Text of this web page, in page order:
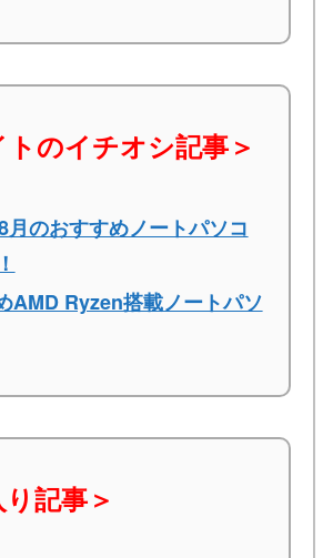
トのイチオシ記事＞
月のおすすめノートパソコ
AMD Ryzen搭載ノートパソ
記事＞